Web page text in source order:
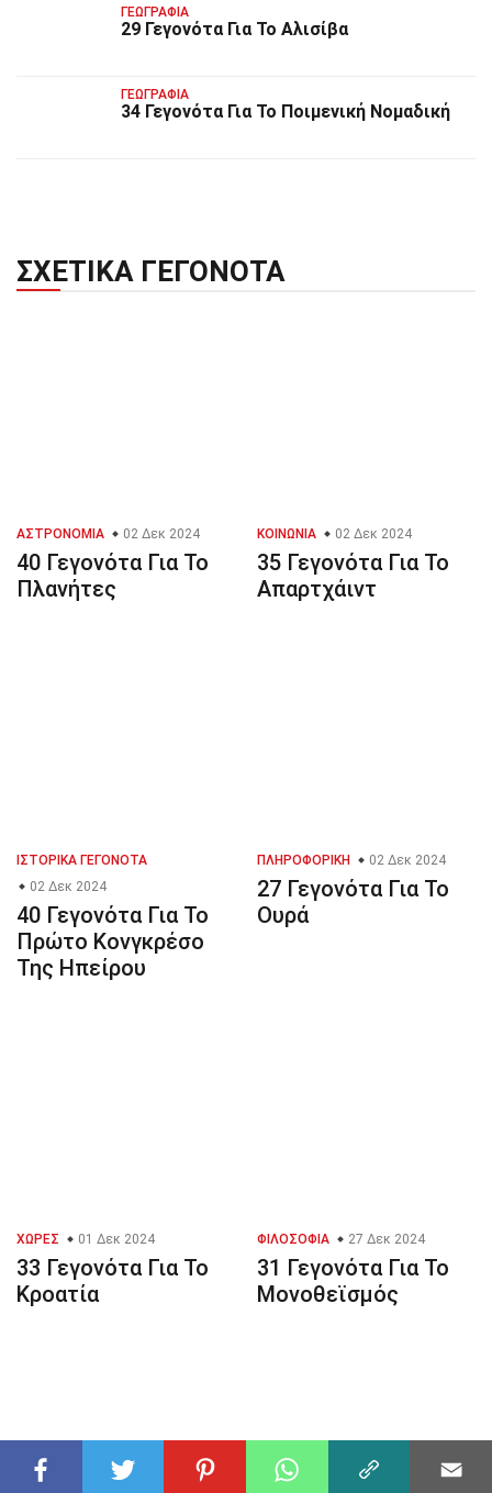
ΓΕΩΓΡΑΦΊΑ
29 Γεγονότα Για Το Αλισίβα
ΓΕΩΓΡΑΦΊΑ
34 Γεγονότα Για Το Ποιμενική Νομαδική
ΣΧΕΤΙΚΆ ΓΕΓΟΝΌΤΑ
ΑΣΤΡΟΝΟΜΊΑ 02 Δεκ 2024
40 Γεγονότα Για Το
Πλανήτες
ΚΟΙΝΩΝΊΑ 02 Δεκ 2024
35 Γεγονότα Για Το
Απαρτχάιντ
ΙΣΤΟΡΙΚΆ ΓΕΓΟΝΌΤΑ
02 Δεκ 2024
40 Γεγονότα Για Το
Πρώτο Κονγκρέσο
Της Ηπείρου
ΠΛΗΡΟΦΟΡΙΚΉ 02 Δεκ 2024
27 Γεγονότα Για Το
Ουρά
ΧΏΡΕΣ 01 Δεκ 2024
33 Γεγονότα Για Το
Κροατία
ΦΙΛΟΣΟΦΊΑ 27 Δεκ 2024
31 Γεγονότα Για Το
Μονοθεϊσμός